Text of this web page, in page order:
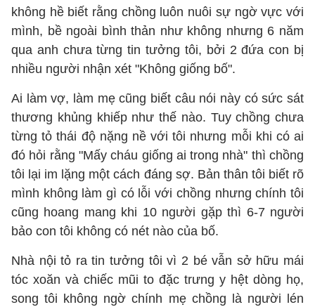
không hề biết rằng chồng luôn nuôi sự ngờ vực với
mình, bề ngoài bình thản như không nhưng 6 năm
qua anh chưa từng tin tưởng tôi, bởi 2 đứa con bị
nhiều người nhận xét "Không giống bố".
Ai làm vợ, làm mẹ cũng biết câu nói này có sức sát
thương khủng khiếp như thế nào. Tuy chồng chưa
từng tỏ thái độ nặng nề với tôi nhưng mỗi khi có ai
đó hỏi rằng "Mấy cháu giống ai trong nhà" thì chồng
tôi lại im lặng một cách đáng sợ. Bản thân tôi biết rõ
mình không làm gì có lỗi với chồng nhưng chính tôi
cũng hoang mang khi 10 người gặp thì 6-7 người
bảo con tôi không có nét nào của bố.
Nhà nội tỏ ra tin tưởng tôi vì 2 bé vẫn sở hữu mái
tóc xoăn và chiếc mũi to đặc trưng y hệt dòng họ,
song tôi không ngờ chính mẹ chồng là người lén